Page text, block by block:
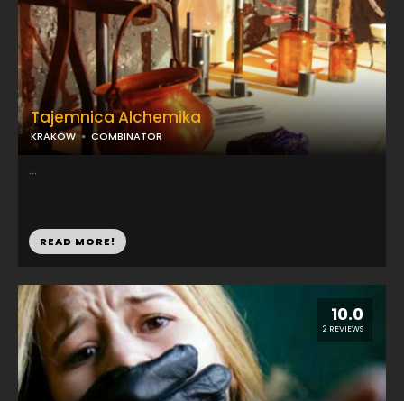
10.0
2 REVIEWS
Tajemnica Alchemika
KRAKÓW COMBINATOR
...
READ MORE!